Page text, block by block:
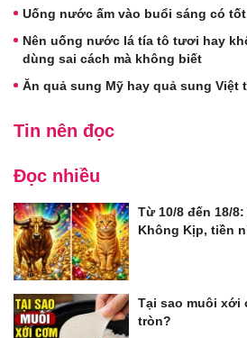
Uống nước ấm vào buổi sáng có
Nên uống nước lá tía tô tươi hay
dùng sai cách mà không biết
Ăn quả sung Mỹ hay quả sung Việt
Tin nên đọc
Đọc nhiều
Từ 10/8 đến 18/
Không Kịp, tiền
Tại sao muôi xới
tròn?